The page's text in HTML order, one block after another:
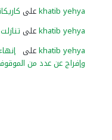
khatib yehyaعلى
khatib yehyaعلى
khatib yehyaعلى
وإفراج عن عدد من